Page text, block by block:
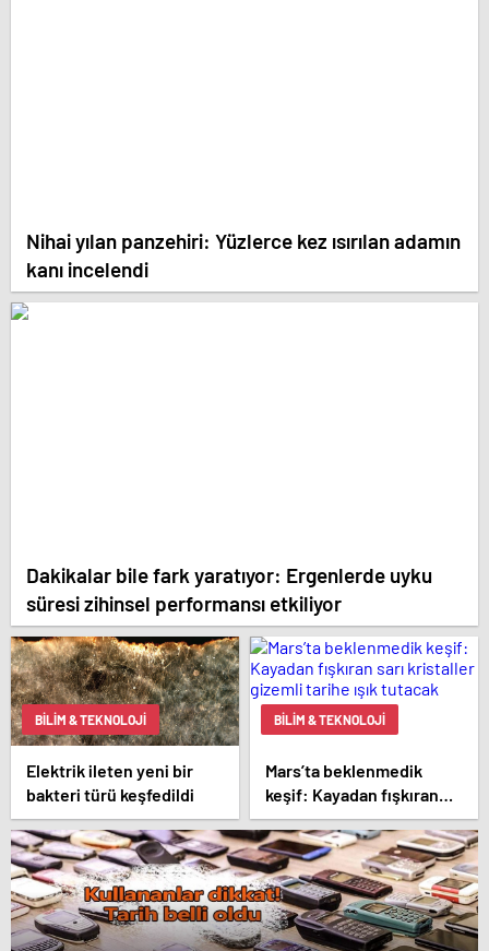
Nihai yılan panzehiri: Yüzlerce kez ısırılan adamın
kanı incelendi
Dakikalar bile fark yaratıyor: Ergenlerde uyku
süresi zihinsel performansı etkiliyor
BILIM & TEKNOLOJI
Elektrik ileten yeni bir
bakteri türü keşfedildi
BILIM & TEKNOLOJI
Mars’ta beklenmedik
keşif: Kayadan fışkıran
sarı kristaller gizemli
tarihe ışık tutacak